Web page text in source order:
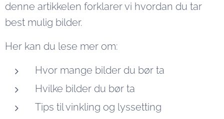
denne artikkelen forklarer vi hvordan du tar
best mulig bilder.
Her kan du lese mer om:
Hvor mange bilder du bør ta
Hvilke bilder du bør ta
Tips til vinkling og lyssetting